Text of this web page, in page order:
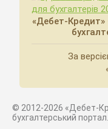
«Дебет-
За
© 2012-2026 «Дебет-
бухгалтерський портал.